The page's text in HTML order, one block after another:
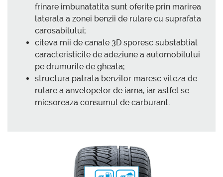
frinare imbunatatita sunt oferite prin marirea
laterala a zonei benzii de rulare cu suprafata
carosabilului;
citeva mii de canale 3D sporesc substabtial
caracteristicile de adeziune a automobilului
pe drumurile de gheata;
structura patrata benzilor maresc viteza de
rulare a anvelopelor de iarna, iar astfel se
micsoreaza consumul de carburant.